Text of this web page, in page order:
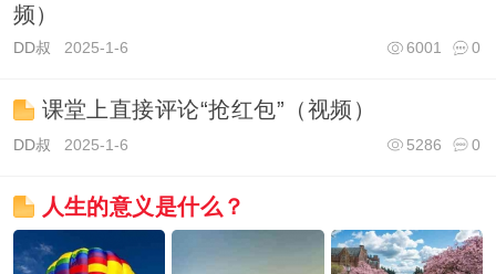
频）
DD叔 2025-1-6 0
6001
课堂上直接评论“抢红包”（视频）
DD叔 2025-1-6 0
5286
人生的意义是什么？